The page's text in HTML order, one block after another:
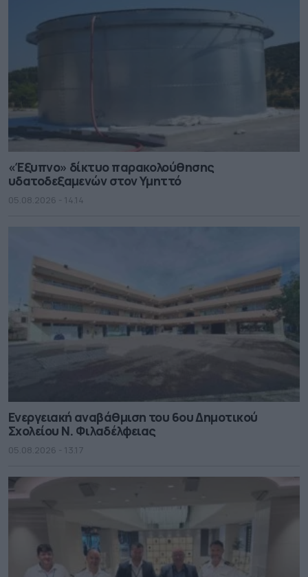
«Έξυπνο» δίκτυο παρακολούθησης
υδατοδεξαμενών στον Υμηττό
05.08.2026 - 14.14
Ενεργειακή αναβάθμιση του 6ου Δημοτικού
Σχολείου Ν. Φιλαδέλφειας
05.08.2026 - 13.17